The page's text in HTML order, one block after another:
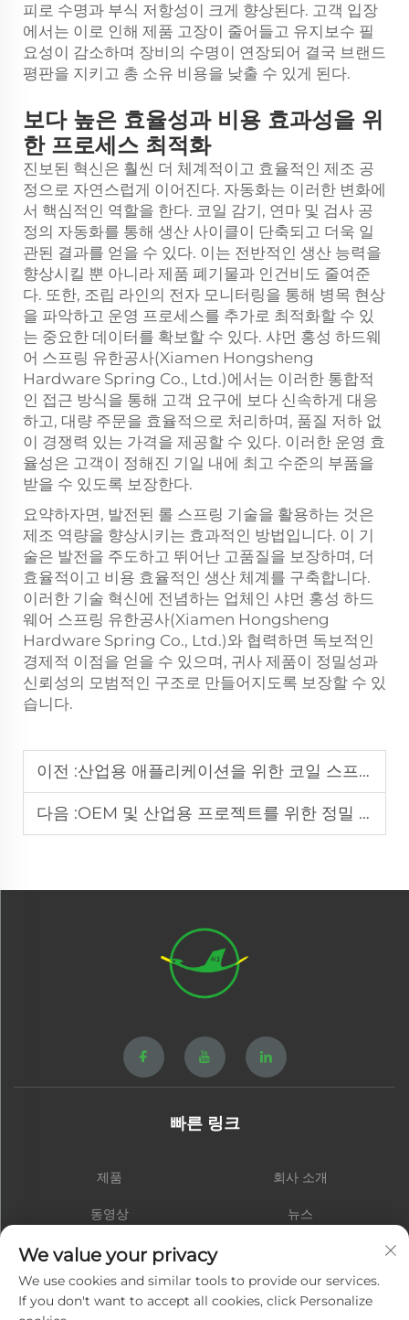
피로 수명과 부식 저항성이 크게 향상된다. 고객 입장
에서는 이로 인해 제품 고장이 줄어들고 유지보수 필
요성이 감소하며 장비의 수명이 연장되어 결국 브랜드
평판을 지키고 총 소유 비용을 낮출 수 있게 된다.
보다 높은 효율성과 비용 효과성을 위
한 프로세스 최적화
진보된 혁신은 훨씬 더 체계적이고 효율적인 제조 공
정으로 자연스럽게 이어진다. 자동화는 이러한 변화에
서 핵심적인 역할을 한다. 코일 감기, 연마 및 검사 공
정의 자동화를 통해 생산 사이클이 단축되고 더욱 일
관된 결과를 얻을 수 있다. 이는 전반적인 생산 능력을
향상시킬 뿐 아니라 제품 폐기물과 인건비도 줄여준
다. 또한, 조립 라인의 전자 모니터링을 통해 병목 현상
을 파악하고 운영 프로세스를 추가로 최적화할 수 있
는 중요한 데이터를 확보할 수 있다. 샤먼 홍성 하드웨
어 스프링 유한공사(Xiamen Hongsheng
Hardware Spring Co., Ltd.)에서는 이러한 통합적
인 접근 방식을 통해 고객 요구에 보다 신속하게 대응
하고, 대량 주문을 효율적으로 처리하며, 품질 저하 없
이 경쟁력 있는 가격을 제공할 수 있다. 이러한 운영 효
율성은 고객이 정해진 기일 내에 최고 수준의 부품을
받을 수 있도록 보장한다.
요약하자면, 발전된 롤 스프링 기술을 활용하는 것은
제조 역량을 향상시키는 효과적인 방법입니다. 이 기
술은 발전을 주도하고 뛰어난 고품질을 보장하며, 더
효율적이고 비용 효율적인 생산 체계를 구축합니다.
이러한 기술 혁신에 전념하는 업체인 샤먼 홍성 하드
웨어 스프링 유한공사(Xiamen Hongsheng
Hardware Spring Co., Ltd.)와 협력하면 독보적인
경제적 이점을 얻을 수 있으며, 귀사 제품이 정밀성과
신뢰성의 모범적인 구조로 만들어지도록 보장할 수 있
습니다.
이전 :산업용 애플리케이션을 위한 코일 스프링 제조 방법
다음 :OEM 및 산업용 프로젝트를 위한 정밀 코일 스프링
빠른 링크
제품 회사 소개
동영상 뉴스
연락처
We value your privacy
We use cookies and similar tools to provide our services.
If you don't want to accept all cookies, click Personalize